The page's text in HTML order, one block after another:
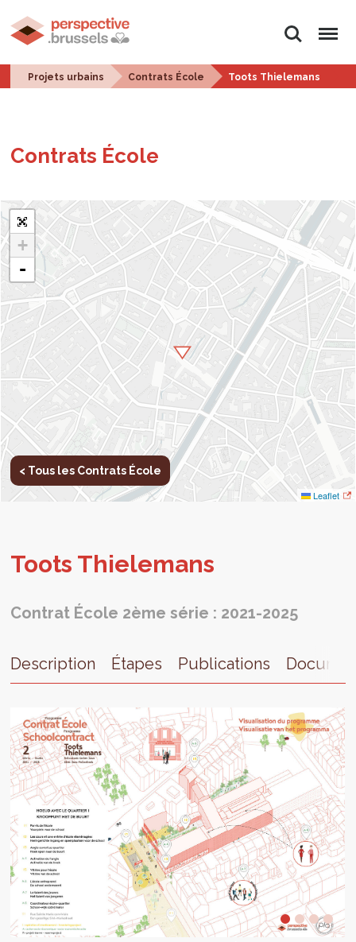
Rechercher
Menu
Projets urbains Contrats École Toots Thielemans
Contrats École
+
-
Leaflet
< Tous les Contrats École
Toots Thie­le­mans
Contrat École 2ème série : 2021-2025
Description Étapes Publications